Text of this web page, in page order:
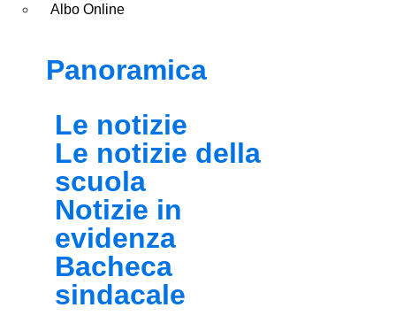
Albo Online
Panoramica
Le notizie
Le notizie della
scuola
Notizie in
evidenza
Bacheca
sindacale